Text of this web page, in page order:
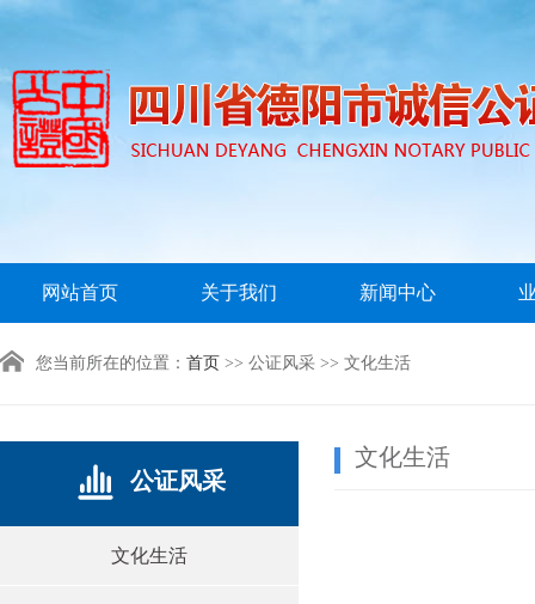
网站首页 关于我们 新闻中心
您当前所在的位置： 首页 >> 公证风采 >> 文化生活
公证风采
文化生活
文化生活